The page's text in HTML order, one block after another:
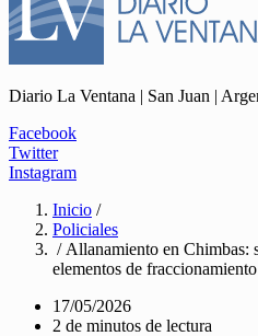
Diario La Ventana | San Juan |
Facebook
Twitter
Instagram
Inicio /
Policiales
/ Allanamiento en Chimbas:
elementos de fraccionamiento
17/05/2026
2 de minutos de lectura